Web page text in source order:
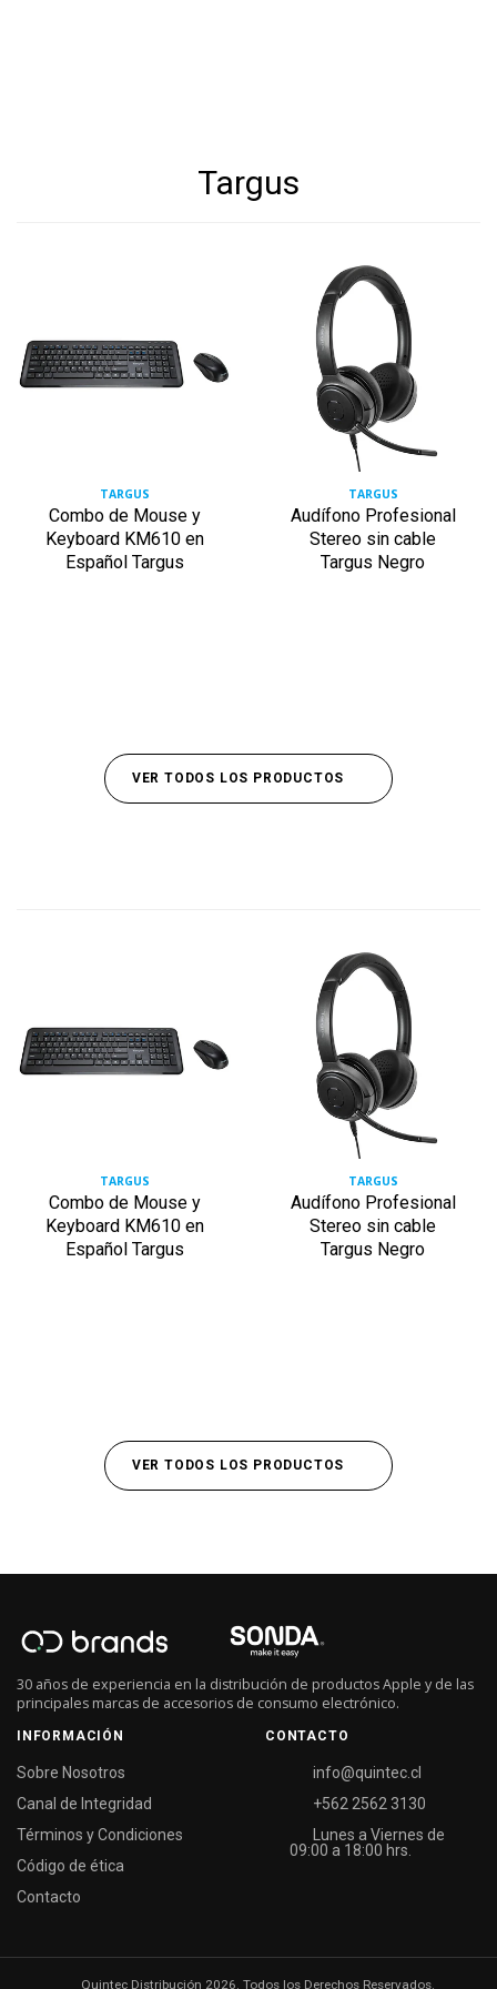
Targus
TARGUS
Combo de Mouse y
Keyboard KM610 en
Español Targus
TARGUS
Audífono Profesional
Stereo sin cable
Targus Negro
VER TODOS LOS PRODUCTOS
TARGUS
Combo de Mouse y
Keyboard KM610 en
Español Targus
TARGUS
Audífono Profesional
Stereo sin cable
Targus Negro
VER TODOS LOS PRODUCTOS
30 años de experiencia en la distribución de productos Apple y de las
principales marcas de accesorios de consumo electrónico.
INFORMACIÓN
Sobre Nosotros
Canal de Integridad
Términos y Condiciones
Código de ética
Contacto
CONTACTO
info@quintec.cl
+562 2562 3130
Lunes a Viernes de
09:00 a 18:00 hrs.
Quintec Distribución 2026. Todos los Derechos Reservados.